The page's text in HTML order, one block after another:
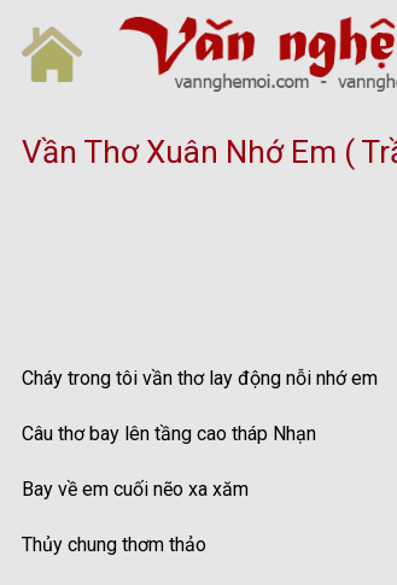
content
Vần Thơ Xuân Nhớ Em (
Cháy trong tôi vần thơ lay động nỗi nhớ em
Câu thơ bay lên tầng cao tháp Nhạn
Bay về em cuối nẽo xa xăm
Thủy chung thơm thảo